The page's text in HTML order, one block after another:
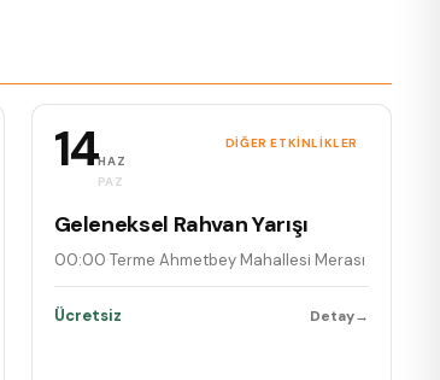
14HAZ
PAZ
DIĞER ETKINLIKLER
Geleneksel Rahvan Yarışı
00:00·Terme Ahmetbey Mahallesi Merası
Ücretsiz Detay→